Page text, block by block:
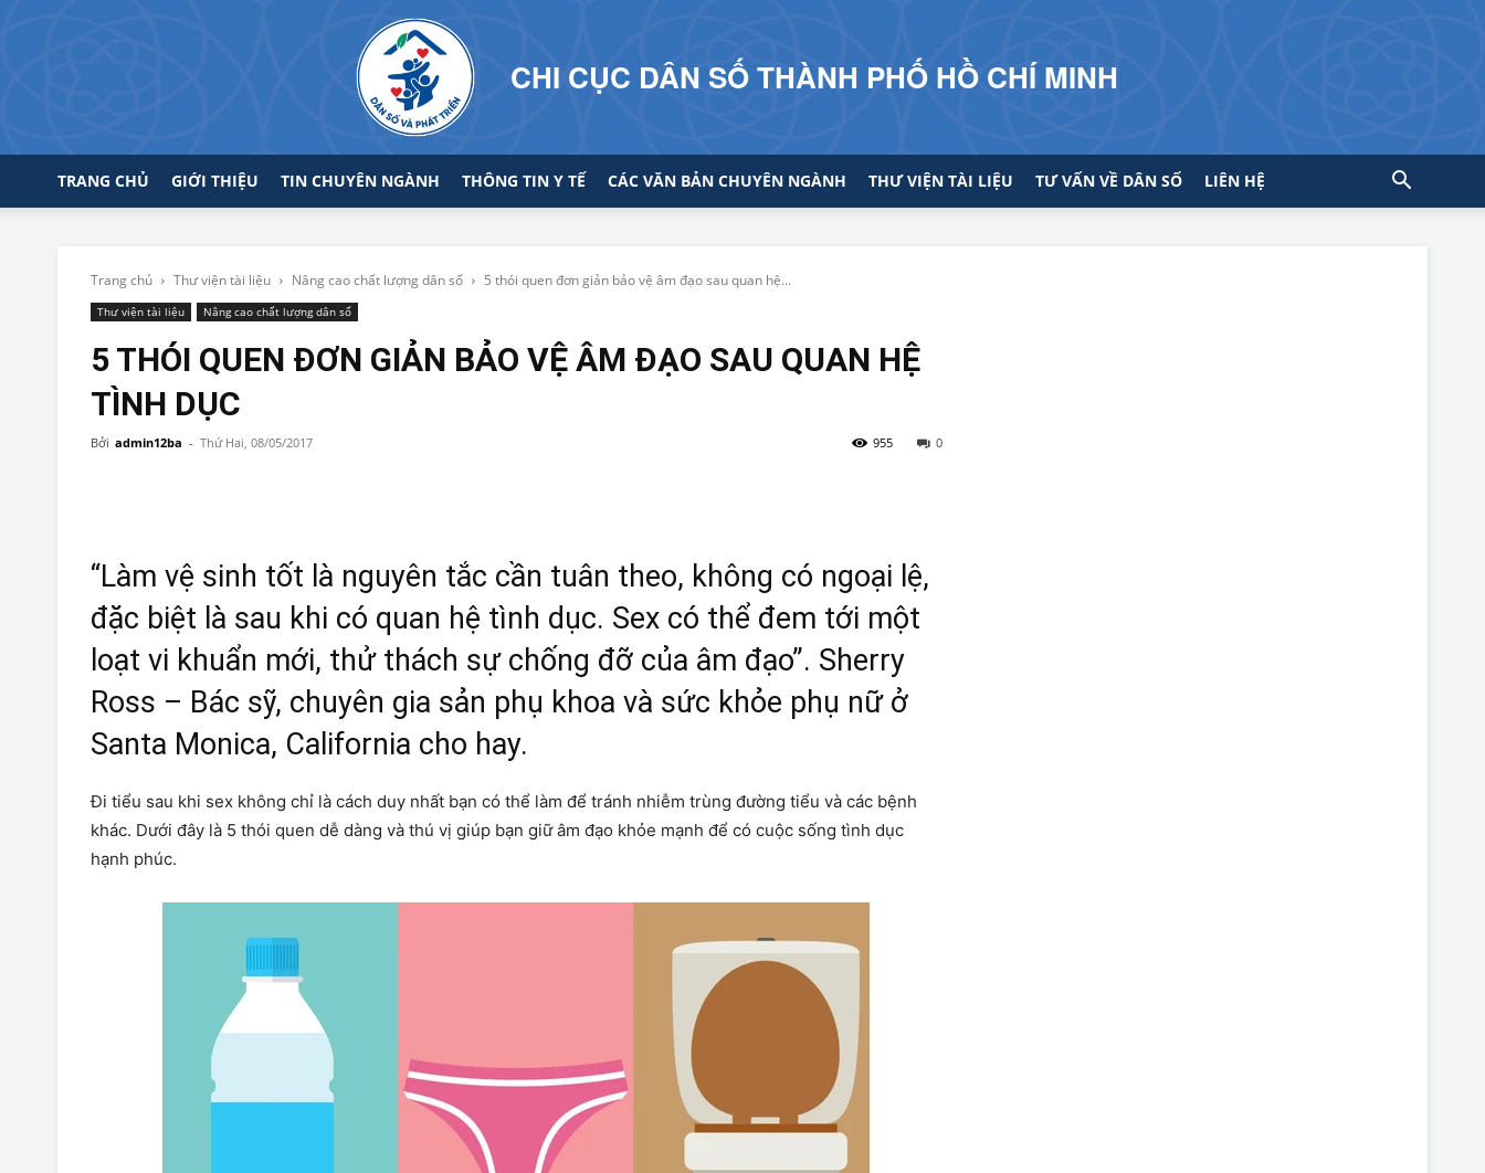
CHI CỤC DÂN SỐ THÀNH PHỐ HỒ CHÍ MINH
TRANG CHỦ GIỚI THIỆU TIN CHUYÊN NGÀNH THÔNG TIN Y TẾ CÁC VĂN BẢN CHUYÊN NGÀNH THƯ VIỆN TÀI LIỆU TƯ VẤN VỀ DÂN SỐ LIÊN HỆ
Trang chủ Thư viện tài liệu Nâng cao chất lượng dân số 5 thói quen đơn giản bảo vệ âm đạo sau quan hệ...
Thư viện tài liệu Nâng cao chất lượng dân số
5 THÓI QUEN ĐƠN GIẢN BẢO VỆ ÂM ĐẠO SAU QUAN HỆ
TÌNH DỤC
Bởi admin12ba - Thứ Hai, 08/05/2017 0
955
“Làm vệ sinh tốt là nguyên tắc cần tuân theo, không có ngoại lệ,
đặc biệt là sau khi có quan hệ tình dục. Sex có thể đem tới một
loạt vi khuẩn mới, thử thách sự chống đỡ của âm đạo”. Sherry
Ross – Bác sỹ, chuyên gia sản phụ khoa và sức khỏe phụ nữ ở
Santa Monica, California cho hay.
Đi tiểu sau khi sex không chỉ là cách duy nhất bạn có thể làm để tránh nhiễm trùng đường tiểu và các bệnh
khác. Dưới đây là 5 thói quen dễ dàng và thú vị giúp bạn giữ âm đạo khỏe mạnh để có cuộc sống tình dục
hạnh phúc.